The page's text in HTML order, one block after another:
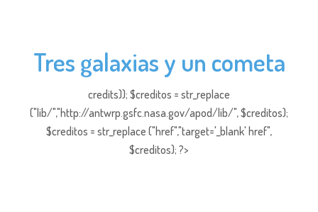
Tres galaxias y un cometa
credits)); $creditos = str_replace
("lib/","http://antwrp.gsfc.nasa.gov/apod/lib/", $creditos);
$creditos = str_replace ("href","target='_blank' href",
$creditos); ?>